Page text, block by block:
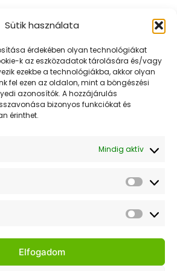
Sütik használata
érdekében olyan technológiákat
k az eszközadatok tárolására és/vagy
ezekbe a technológiákba, akkor olyan
fel ezen az oldalon, mint a böngészési
azonosítók. A hozzájárulás
bizonyos funkciókat és
érinthet.
Mindig aktív
Elfogadom
A
változatok
a
termékoldalon
választhatók
zöldebb!
és híreinkről! Iratkozz fel
tájékoztatót.